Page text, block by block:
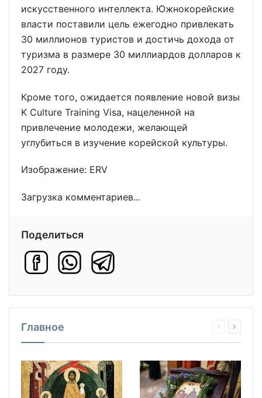
искусственного интеллекта. Южнокорейские
власти поставили цель ежегодно привлекать
30 миллионов туристов и достичь дохода от
туризма в размере 30 миллиардов долларов к
2027 году.
Кроме того, ожидается появление новой визы
K Culture Training Visa, нацеленной на
привлечение молодежи, желающей
углубиться в изучение корейской культуры.
Изображение: ERV
Загрузка комментариев...
Поделиться
Главное